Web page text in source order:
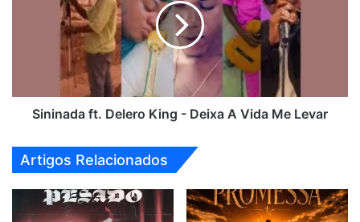
Me
LevarSininada ft. Delero King - Deixa A Vida Me Levar
Artigos Relacionados